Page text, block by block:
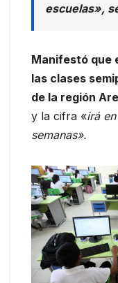
escuelas»,
Manifestó que
las clases
de la región
y la cifra «irá
semanas».